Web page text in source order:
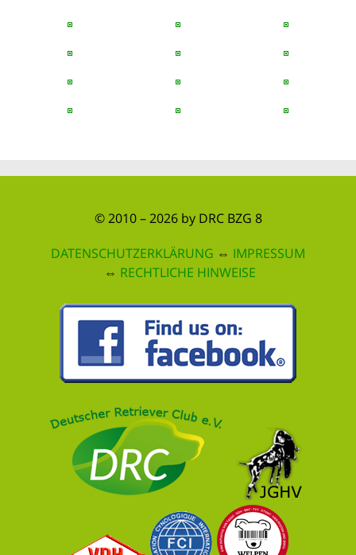
© 2010 – 2026 by DRC BZG 8
DATENSCHUTZERKLÄRUNG ⇔ IMPRESSUM
⇔ RECHTLICHE HINWEISE